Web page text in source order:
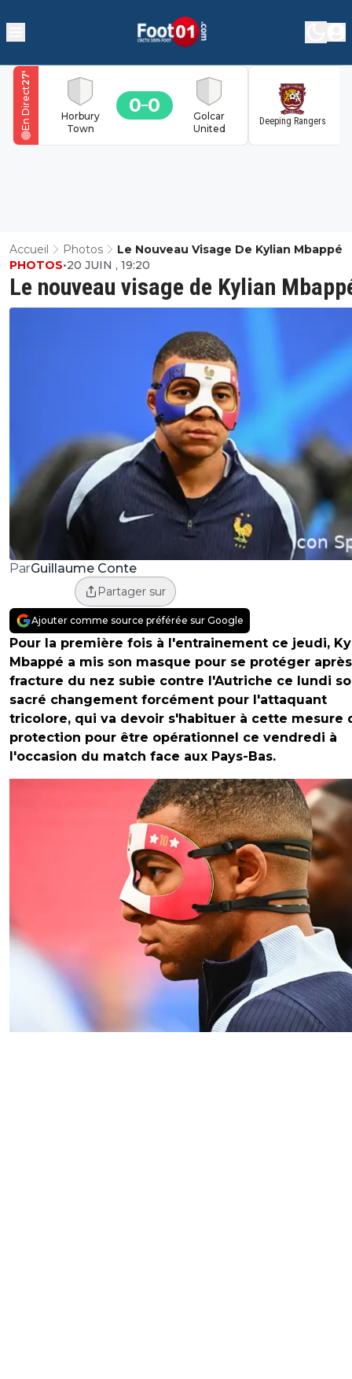
Horbury
Town
0 0
Golcar
United
27
'
En Direct Deeping Rangers
Accueil Photos Le Nouveau Visage De Kylian Mbappé
Le nouveau visage de Kylian
PHOTOS•20 JUIN , 19:20
ParGuillaume Conte
Partager sur
Ajouter comme source préférée sur Google
Pour la première fois à l'entrainement ce jeudi,
Mbappé a mis son masque pour se protéger
fracture du nez subie contre l'Autriche ce lundi
sacré changement forcément pour l'attaquant
tricolore, qui va devoir s'habituer à cette mesure
protection pour être opérationnel ce vendredi à
l'occasion du match face aux Pays-Bas.